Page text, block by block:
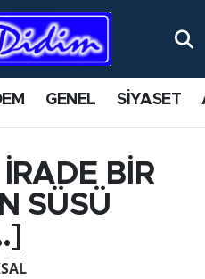
GENEL SİYASET
BİR
SÜSÜ
ve Fikstür